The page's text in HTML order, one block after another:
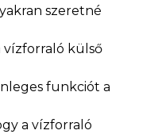
szeretné
vízforraló külső
funkciót a
a vízforraló